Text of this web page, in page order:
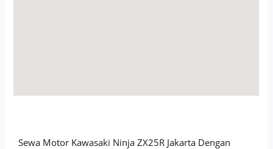
Sewa Motor Kawasaki Ninja ZX25R Jakarta Dengan